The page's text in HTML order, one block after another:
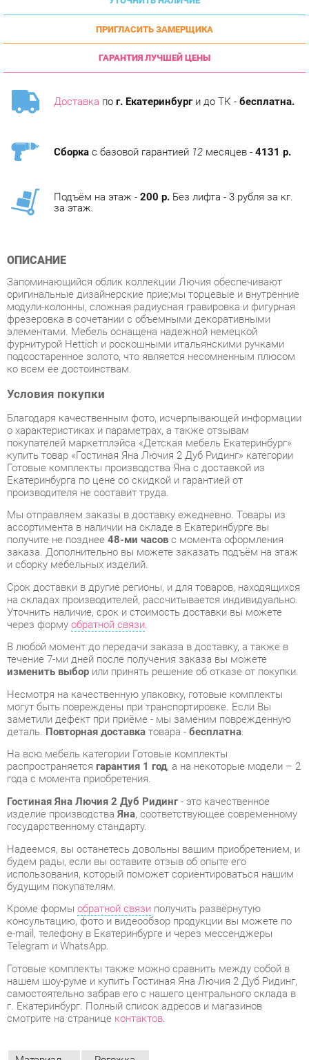
ПРИГЛАСИТЬ ЗАМЕРЩИКА
ГАРАНТИЯ ЛУЧШЕЙ ЦЕНЫ
Доставкапог. Екатеринбурги до ТК -бесплатна.
оригинальные дизайнерские приe;мы торцевые и внутренние
фрезеровка в сочетании с объемными декоративными
элементами. Мебель оснащена надежной немецкой
фурнитурой Hettich и роскошными итальянскими ручками
подсостаренное золото, что является несомненным плюсом
ко всем ее достоинствам.
Условия покупки
Благодаря качественным фото, исчерпывающей информации
о характеристиках и параметрах, а также отзывам
покупателей маркетплэйса «Детская мебель Екатеринбург»
купить товар «Гостиная Яна Лючия 2 Дуб Ридинг» категории
Готовые комплекты производства Яна с доставкой из
Екатеринбурга по цене со скидкой и гарантией от
производителя не составит труда.
Мы отправляем заказы в доставку ежедневно. Товары из
ассортимента в наличии на складе в Екатеринбурге вы
получите не позднее48-ми часовс момента оформления
и сборку мебельных изделий.
Срок доставки в другие регионы, и для товаров, находящихся
на складах производителей, рассчитывается индивидуально.
Уточнить наличие, срок и стоимость доставки вы можете
В любой момент до передачи заказа в доставку, а также в
течение 7-ми дней после получения заказа вы можете
изменить выборили принять решение об отказе от покупки.
Несмотря на качественную упаковку, готовые комплекты
могут быть повреждены при транспортировке. Если Вы
заметили дефект при приёме - мы заменим поврежденную
деталь.Повторная доставка товара -бесплатна.
На всю мебель категории Готовые комплекты
распространяетсягарантия 1 год, а на некоторые модели – 2
года с момента приобретения.
изделие производстваЯна, соответствующее современному
государственному стандарту.
будем рады, если вы оставите отзыв об опыте его
использования, который поможет сориентироваться нашим
будущим покупателям.
Кроме формы обратной связиполучить развёрнутую
консультацию, фото и видеообзор продукции вы можете по
e-mail, телефону в Екатеринбурге и через мессенджеры
Telegram и WhatsApp.
Готовые комплекты также можно сравнить между собой в
нашем шоу-руме и купить Гостиная Яна Лючия 2 Дуб Ридинг,
самостоятельно забрав его с нашего центрального склада в
г. Екатеринбург. Полный список адресов и магазинов
смотрите на странице
Материал Рогожка
Ширина, мм
3510
Цвет
Дуб ридинг